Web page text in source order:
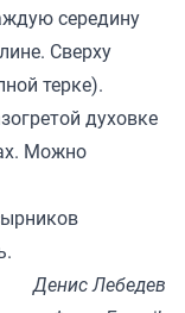
середину
Сверху
терке).
духовке
Можно
.
Денис Лебедев